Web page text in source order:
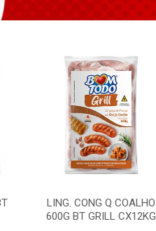
LING. CONG Q COALHO
600G BT GRILL CX12KG